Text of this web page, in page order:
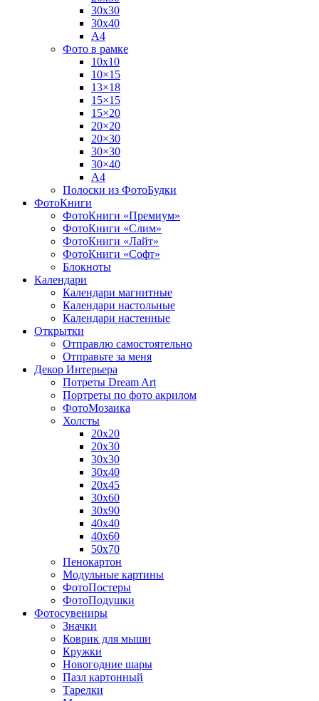
30х30
30х40
А4
Фото в рамке
10х10
10×15
13×18
15×15
15×20
20×20
20×30
30×30
30×40
A4
Полоски из ФотоБудки
ФотоКниги
ФотоКниги «Премиум»
ФотоКниги «Слим»
ФотоКниги «Лайт»
ФотоКниги «Софт»
Блокноты
Календари
Календари магнитные
Календари настольные
Календари настенные
Открытки
Отправлю самостоятельно
Отправьте за меня
Декор Интерьера
Потреты Dream Art
Портреты по фото акрилом
ФотоМозаика
Холсты
20х20
20х30
30х30
30х40
20х45
30х60
30х90
40х40
40х60
50х70
Пенокартон
Модульные картины
ФотоПостеры
ФотоПодушки
Фотоcувениры
Значки
Коврик для мыши
Кружки
Новогодние шары
Пазл картонный
Тарелки